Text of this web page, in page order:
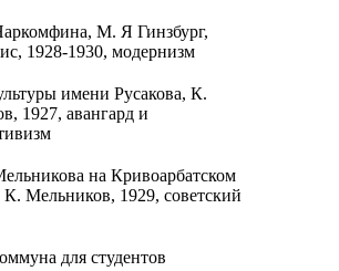
М. Я Гинзбург,
1928-1930, модернизм
имени Русакова, К.
1927, авангард и
на Кривоарбатском
К. Мельников, 1929, советский
для студентов